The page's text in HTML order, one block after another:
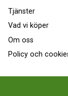
Tjänster
Vad vi köper
Om oss
Policy och